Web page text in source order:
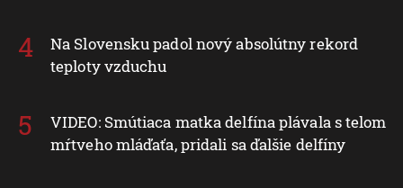
Na Slovensku padol nový absolútny rekord
teploty vzduchu
VIDEO: Smútiaca matka delfína plávala s telom
mŕtveho mláďaťa, pridali sa ďalšie delfíny